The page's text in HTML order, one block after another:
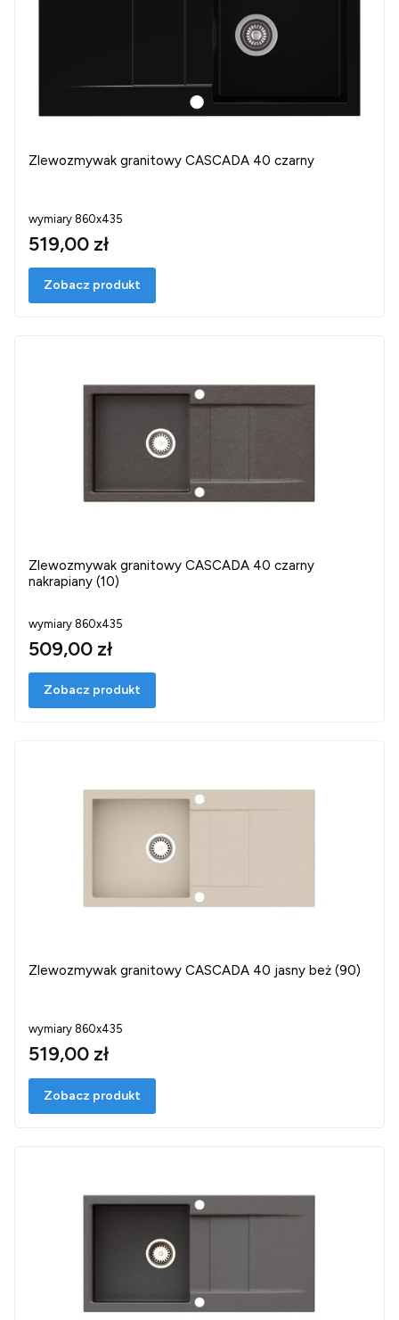
Zlewozmywak granitowy CASCADA 40 czarny
wymiary 860x435
519,00 zł
Zobacz produkt
Zlewozmywak granitowy CASCADA 40 czarny
nakrapiany (10)
wymiary 860x435
509,00 zł
Zobacz produkt
Zlewozmywak granitowy CASCADA 40 jasny beż (90)
wymiary 860x435
519,00 zł
Zobacz produkt